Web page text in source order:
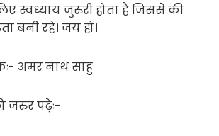
स्वध्याय जुरुरी होता है जिससे की
बनी रहे। जय हो।
अमर नाथ साहु
जरुर पढ़ेः-